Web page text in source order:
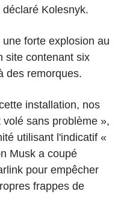
Kolesnyk.
forte explosion au
site contenant six
des remorques.
installation, nos
sans problème »,
utilisant l'indicatif «
Musk a coupé
pour empêcher
frappes de